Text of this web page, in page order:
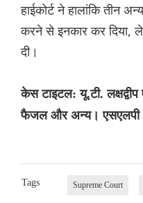
हाईकोर्ट ने हालांकि तीन
करने से इनकार कर दिया,
दी।
केस टाइटल: यू.टी. लक्षद्वीप
फैजल और अन्य। एसएलपी
Tags Supreme Court